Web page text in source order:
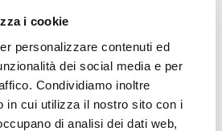
i cookie
personalizzare contenuti ed
dei social media e per
Condividiamo inoltre
in cui utilizza il nostro sito con i
di analisi dei dati web,
Selezione e Valutazione delle
l’Università di Modena, la
per il Lavoro, ecc.